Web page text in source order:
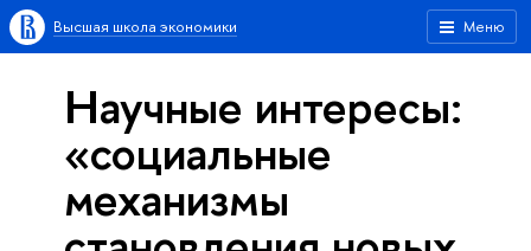
Меню
Высшая школа экономики
Научные интересы:
«социальные
механизмы